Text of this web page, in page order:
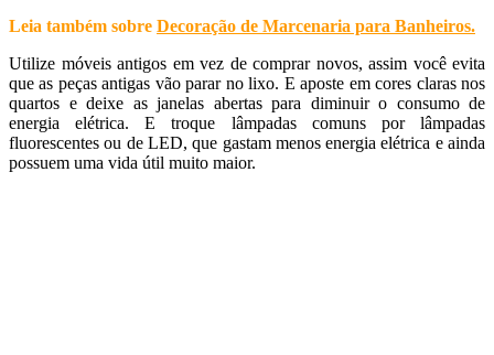
Leia também sobre Decoração de Marcenaria para Banheiros.
Utilize móveis antigos em vez de comprar novos, assim você evita
que as peças antigas vão parar no lixo. E aposte em cores claras nos
quartos e deixe as janelas abertas para diminuir o consumo de
energia elétrica. E troque lâmpadas comuns por lâmpadas
fluorescentes ou de LED, que gastam menos energia elétrica e ainda
possuem uma vida útil muito maior.